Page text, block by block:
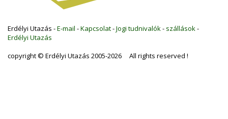
Erdélyi Utazás -E-mail -Kapcsolat-Jogi tudnivalók- szállások-
Erdélyi Utazás
copyright © Erdélyi Utazás 2005-2026 All rights reserved !